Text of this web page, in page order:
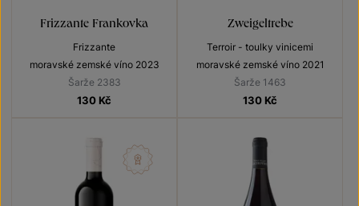
Frizzante Frankovka
Frizzante
moravské zemské víno 2023
Šarže 2383
130 Kč
Zweigeltrebe
Terroir - toulky vinicemi
moravské zemské víno 2021
Šarže 1463
130 Kč